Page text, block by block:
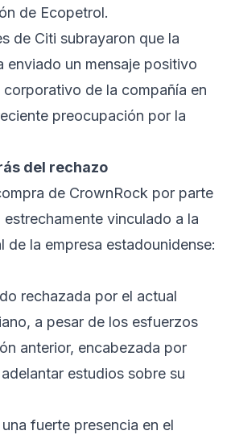
de Ecopetrol.
de Citi subrayaron que la
enviado un mensaje positivo
de la compañía en
preocupación por la
del rechazo
de CrownRock por parte
vinculado a la
de la empresa estadounidense:
rechazada por el actual
a pesar de los esfuerzos
anterior, encabezada por
estudios sobre su
fuerte presencia en el